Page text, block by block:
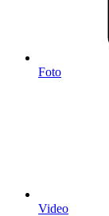
Foto
Video